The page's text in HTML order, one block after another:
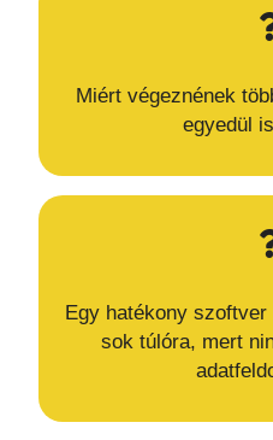
Miért végeznének
egyedül
Egy hatékony
sok túlóra, mert